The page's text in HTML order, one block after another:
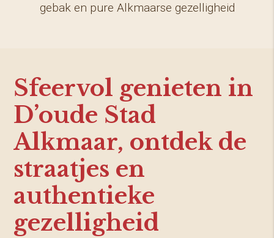
gebak en pure Alkmaarse gezelligheid
Sfeervol genieten in
D’oude Stad
Alkmaar, ontdek de
straatjes en
authentieke
gezelligheid